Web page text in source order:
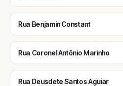
Rua Benjamin Constant
Rua Coronel Antônio Marinho
Rua Deusdete Santos Aguiar